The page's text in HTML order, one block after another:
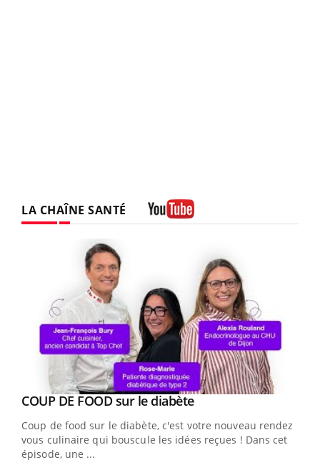
LA CHAÎNE SANTÉ
Youtube
COUP DE FOOD sur le diabèteYoutube
Coup de food sur le diabète, c'est votre nouveau rendez-
vous culinaire qui bouscule les idées reçues ! Dans cet
épisode, une ...